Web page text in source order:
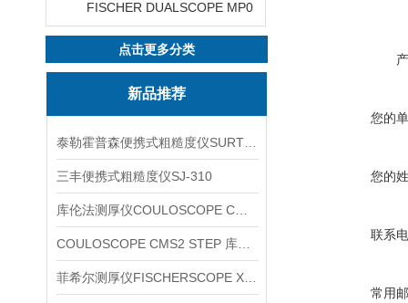
FISCHER DUALSCOPE MP0
点击更多分类
新品推荐
三丰便携式粗糙度仪SJ-310
您的
您的
联系
常用